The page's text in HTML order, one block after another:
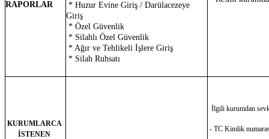
RAPORLAR
* Huzur Evine Giriş / Darülacezeye
Giriş
* Özel Güvenlik
* Silahlı Özel Güvenlik
* Ağır ve Tehlikeli İşlere Giriş
* Silah Ruhsatı
KURUMLARCA
İSTENEN
İlgili kurumdan
- TC Kimlik